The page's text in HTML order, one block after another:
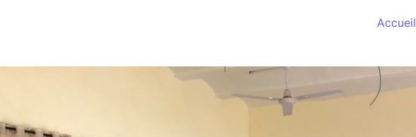
Accueil